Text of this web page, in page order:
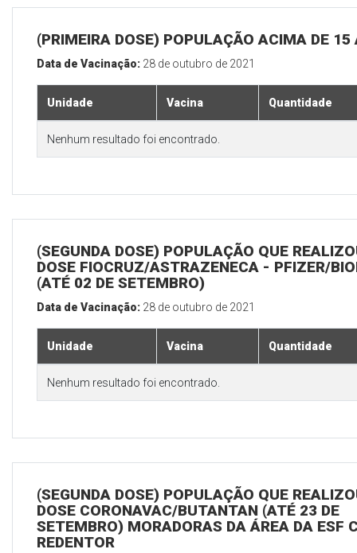
(PRIMEIRA DOSE) POPULAÇÃO ACIMA DE 15
Data de Vacinação: 28 de outubro de 2021
Unidade Vacina Quantidade
Nenhum resultado foi encontrado.
(SEGUNDA DOSE) POPULAÇÃO QUE
DOSE FIOCRUZ/ASTRAZENECA - PFIZER/
(ATÉ 02 DE SETEMBRO)
Data de Vacinação: 28 de outubro de 2021
Unidade Vacina Quantidade
Nenhum resultado foi encontrado.
(SEGUNDA DOSE) POPULAÇÃO QUE
DOSE CORONAVAC/BUTANTAN (ATÉ 23 DE
SETEMBRO) MORADORAS DA ÁREA DA ESF
REDENTOR